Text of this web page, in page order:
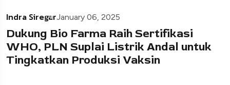
Indra SiregarJanuary 06, 2025
Dukung Bio Farma Raih Sertifikasi
WHO, PLN Suplai Listrik Andal untuk
Tingkatkan Produksi Vaksin